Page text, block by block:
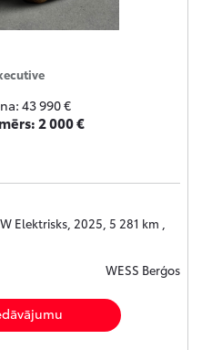
43 990 €
2 000 €
Elektrisks, 2025, 5 281 km ,
WESS Berģos